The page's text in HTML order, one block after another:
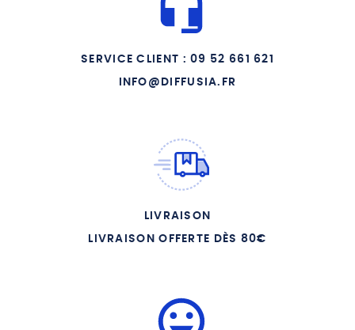
09 L AGONIE DU CHRIST
SERVICE CLIENT : 09 52 661 621
INFO@DIFFUSIA.FR
LIVRAISON
LIVRAISON OFFERTE DÈS 80€